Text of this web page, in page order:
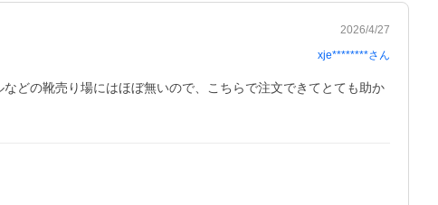
2026/4/27
xje********さん
どの靴売り場にはほぼ無いので、こちらで注文できてとても助か